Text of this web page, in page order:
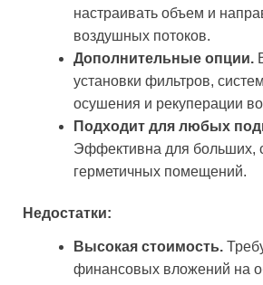
настраивать объем и
воздушных потоков.
Дополнительные опции.
установки фильтров,
осушения и рекуперации
Подходит для любых
Эффективна для больших,
герметичных помещений.
Недостатки:
Высокая стоимость.
финансовых вложений на